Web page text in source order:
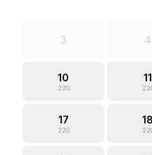
3 4
10
220
11
17
220
18